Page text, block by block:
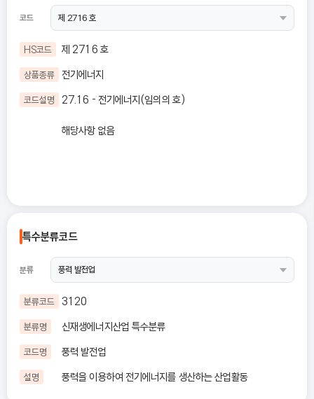
코드
HS코드 제 2716 호
상품종류 전기에너지
코드설명 27.16 - 전기에너지(임의의 호)
해당사항 없음
특수분류코드
분류
분류코드 3120
분류명 신재생에너지산업 특수분류
코드명 풍력 발전업
설명 풍력을 이용하여 전기에너지를 생산하는 산업활동